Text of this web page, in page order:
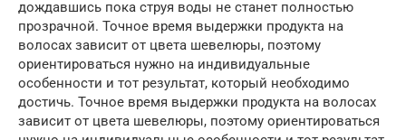
дождавшись пока струя воды не станет полностью
прозрачной. Точное время выдержки продукта на
волосах зависит от цвета шевелюры, поэтому
ориентироваться нужно на индивидуальные
особенности и тот результат, который необходимо
достичь. Точное время выдержки продукта на волосах
зависит от цвета шевелюры, поэтому ориентироваться